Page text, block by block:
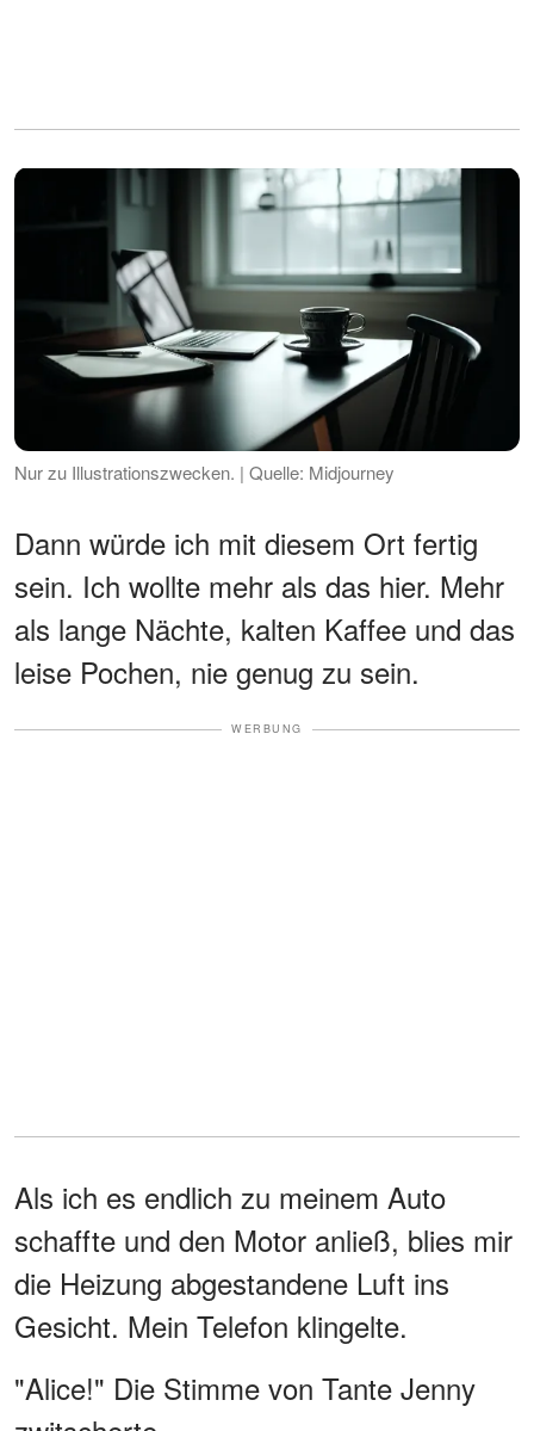
Nur zu Illustrationszwecken. | Quelle: Midjourney
Dann würde ich mit diesem Ort fertig
sein. Ich wollte mehr als das hier. Mehr
als lange Nächte, kalten Kaffee und das
leise Pochen, nie genug zu sein.
WERBUNG
Als ich es endlich zu meinem Auto
schaffte und den Motor anließ, blies mir
die Heizung abgestandene Luft ins
Gesicht. Mein Telefon klingelte.
"Alice!" Die Stimme von Tante Jenny